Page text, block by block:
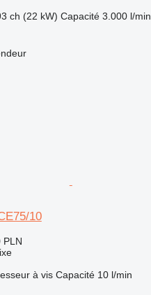
ch (22 kW) Capacité 3.000 l/min
10
PLN
à vis Capacité 10 l/min